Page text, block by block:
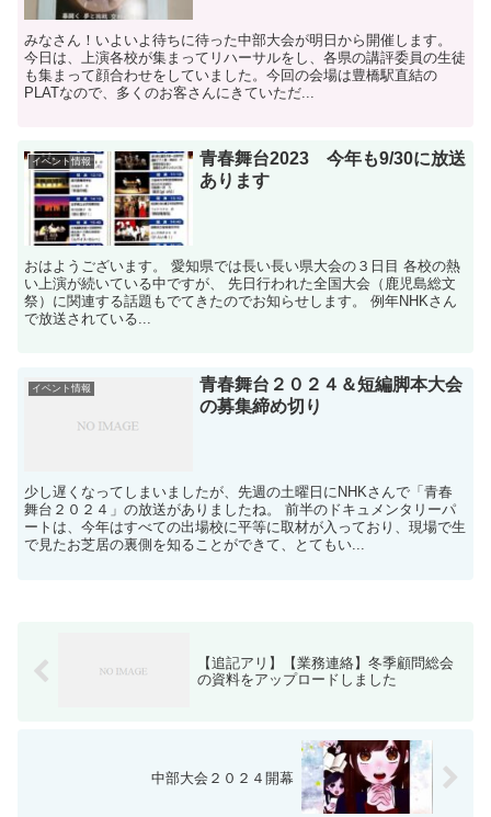
みなさん！いよいよ待ちに待った中部大会が明日から開催します。
今日は、上演各校が集まってリハーサルをし、各県の講評委員の生徒
も集まって顔合わせをしていました。今回の会場は豊橋駅直結の
PLATなので、多くのお客さんにきていただ...
イベント情報
青春舞台2023 今年も9/30に放送
あります
おはようございます。 愛知県では長い長い県大会の３日目 各校の熱
い上演が続いている中ですが、 先日行われた全国大会（鹿児島総文
祭）に関連する話題もでてきたのでお知らせします。 例年NHKさん
で放送されている...
イベント情報
青春舞台２０２４＆短編脚本大会
の募集締め切り
少し遅くなってしまいましたが、先週の土曜日にNHKさんで「青春
舞台２０２４」の放送がありましたね。 前半のドキュメンタリーパ
ートは、今年はすべての出場校に平等に取材が入っており、現場で生
で見たお芝居の裏側を知ることができて、とてもい...
【追記アリ】【業務連絡】冬季顧問総会
の資料をアップロードしました
中部大会２０２４開幕